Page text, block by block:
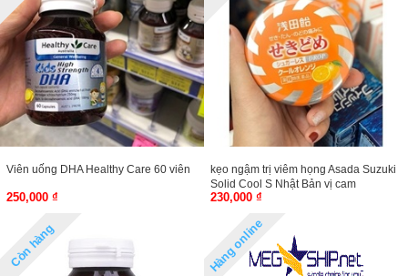
Viên uống DHA Healthy Care 60 viên
250,000 ₫
kẹo ngậm trị viêm họng Asada Suzuki
Solid Cool S Nhật Bản vị cam
230,000 ₫
Còn hàng Hàng online